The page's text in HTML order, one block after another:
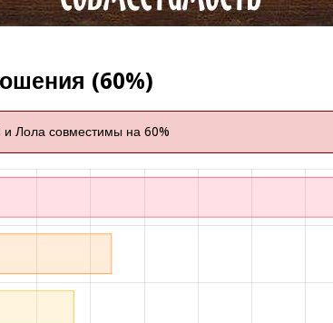
(60%)
Лола совместимы на 60%